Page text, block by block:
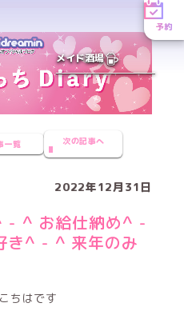
予約
メイド酒場
一覧 次の記事へ
2022年12月31日
- ^ お給仕納め^ -
き^ - ^ 来年のみ
ちはです